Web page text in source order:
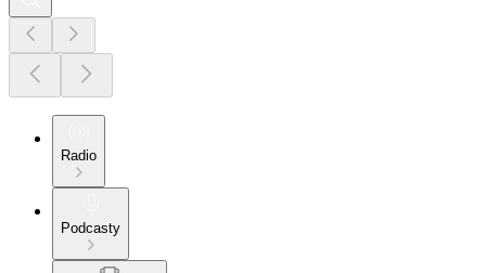
Radio
Podcasty